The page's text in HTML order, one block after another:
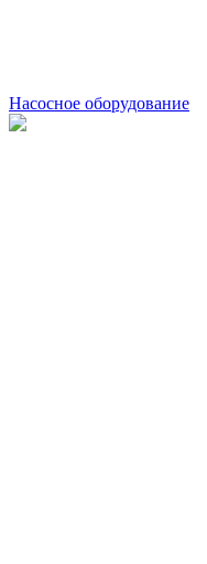
Насосное оборудование